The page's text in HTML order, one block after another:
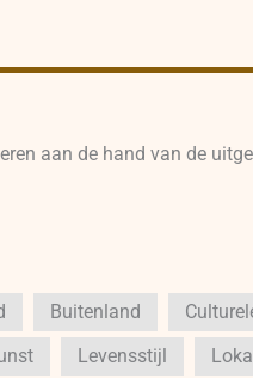
aan de hand van de
Buitenland
Levensstijl